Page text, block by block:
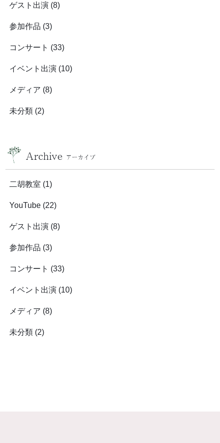
ゲスト出演 (8)
参加作品 (3)
コンサート (33)
イベント出演 (10)
メディア (8)
未分類 (2)
Archive アーカイブ
二胡教室 (1)
YouTube (22)
ゲスト出演 (8)
参加作品 (3)
コンサート (33)
イベント出演 (10)
メディア (8)
未分類 (2)